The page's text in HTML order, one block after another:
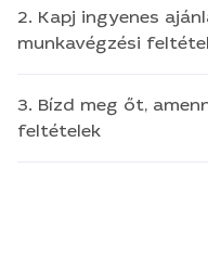
2. Kapj ingyenes
munkavégzési
3. Bízd meg őt,
feltételek